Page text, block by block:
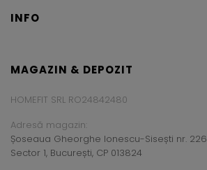
INFO
MAGAZIN & DEPOZIT
HOMEFIT SRL RO24842480
Adresă magazin:
Șoseaua Gheorghe Ionescu-Sisești nr. 226
Sector 1, București, CP 013824